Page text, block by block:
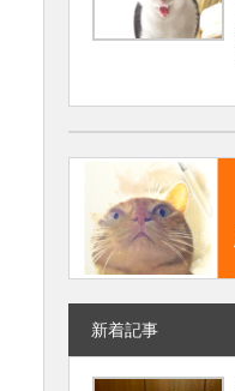
新着記事